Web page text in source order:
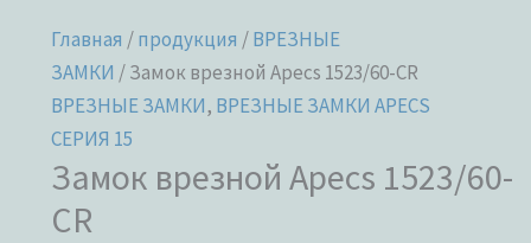
Главная /продукция /ВРЕЗНЫЕ
ЗАМКИ / Замок врезной Apecs 1523/60-CR
ВРЕЗНЫЕ ЗАМКИ, ВРЕЗНЫЕ ЗАМКИ APECS
СЕРИЯ 15
Замок врезной Apecs 1523/60-
CR